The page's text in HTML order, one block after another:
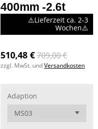
400mm -2.6t
⚠️Lieferzeit ca. 2-3
Wochen⚠️
510,48 €709,00 €
zzgl. MwSt. und Versandkosten
Adaption